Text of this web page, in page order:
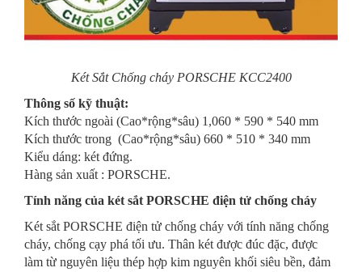
Két Sắt Chống cháy PORSCHE KCC2400
Thông số kỹ thuật:
Kích thước ngoài (Cao*rộng*sâu) 1,060 * 590 * 540 mm
Kích thước trong (Cao*rộng*sâu) 660 * 510 * 340 mm
Kiểu dáng: két đứng.
Hàng sản xuất : PORSCHE.
Tính năng của két sắt PORSCHE điện tử chống cháy
Két sắt PORSCHE điện tử chống cháy với tính năng chống
cháy, chống cạy phá tối ưu. Thân két được đúc đặc, được
làm từ nguyên liệu thép hợp kim nguyên khối siêu bền, đảm